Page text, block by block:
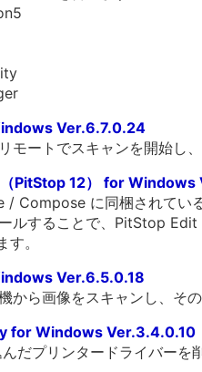
Ver.6.7.0.24
モートでスキャンを開始し
PitStop 12） for Windows
/ Compose に同梱されてい
ルすることで、PitStop
。
Ver.6.5.0.18
から画像をスキャンし、そ
for Windows Ver.3.4.0.10
だプリンタードライバーを